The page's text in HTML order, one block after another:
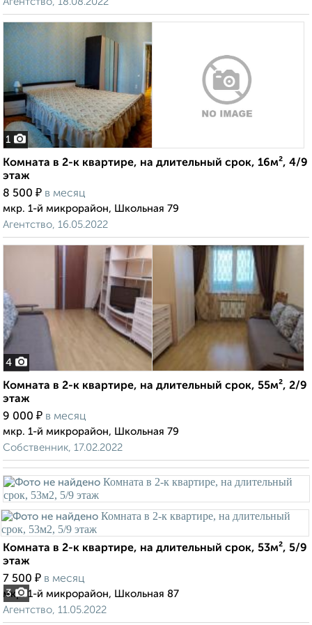
1
Комната в 2-к квартире, на длительный срок, 16м², 4/9
этаж
8 500 ₽ в месяц
мкр. 1-й микрорайон, Школьная 79
Агентство, 16.05.2022
4
Комната в 2-к квартире, на длительный срок, 55м², 2/9
этаж
9 000 ₽ в месяц
мкр. 1-й микрорайон, Школьная 79
Собственник, 17.02.2022
3
Комната в 2-к квартире, на длительный срок, 53м², 5/9
этаж
7 500 ₽ в месяц
мкр. 1-й микрорайон, Школьная 87
Агентство, 11.05.2022